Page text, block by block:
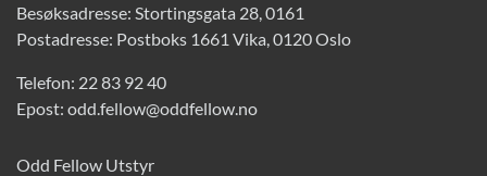
Besøksadresse: Stortingsgata 28, 0161
Postadresse: Postboks 1661 Vika, 0120 Oslo
Telefon: 22 83 92 40
Epost: odd.fellow@oddfellow.no
Odd Fellow Utstyr